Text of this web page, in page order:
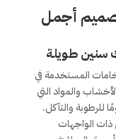
أجمل
المستخدمة في
والمواد التي
للرطوبة والتآكل.
ذات الواجهات